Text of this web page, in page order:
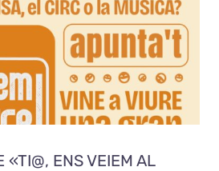
«TI@, ENS VEIEM AL